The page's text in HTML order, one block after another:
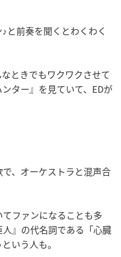
と前奏を聞くとわくわく
ときでもワクワクさせて
ター』を見ていて、EDが
、オーケストラと混声合
ファンになることも多
』の代名詞である「心臓
いう人も。